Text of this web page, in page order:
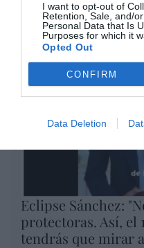
I want to opt-out of
Retention, Sale, and/
Personal Data that Is
Purposes for which it
Opted Out
CONFIRM
Data Deletion
Argumentos
Eclipse Sánchez:
protectoras. Así, el
tendrás que mirar